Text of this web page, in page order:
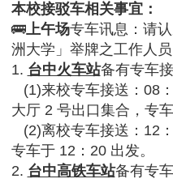
本校接驳车相关事宜：
🚌上午场专车讯息：请
洲大学」举牌之工作人员
1. 台中火车站备有专车接
(1)来校专车接送：08
大厅 2 号出口集合，专
(2)离校专车接送：12
专车于 12：20 出发。
2. 台中高铁车站备有专